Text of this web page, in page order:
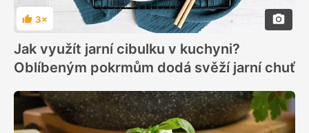
Hodnocení
3×
Jak využít jarní cibulku v kuchyni?
Oblíbeným pokrmům dodá svěží jarní chuť